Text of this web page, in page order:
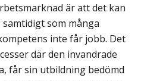
är att det kan
samtidigt som många
inte får jobb. Det
där den invandrade
får sin utbildning bedömd